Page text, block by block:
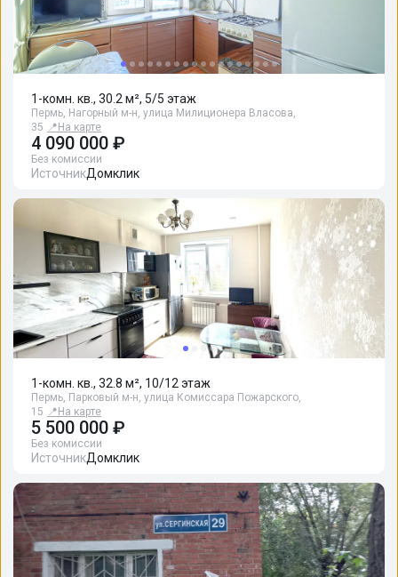
1-комн. кв., 30.2 м², 5/5 этаж
Пермь, Нагорный м-н, улица Милиционера Власова,
35 📍 На карте
4 090 000 ₽
Без комиссии
ИсточникДомклик
1-комн. кв., 32.8 м², 10/12 этаж
Пермь, Парковый м-н, улица Комиссара Пожарского,
15 📍 На карте
5 500 000 ₽
Без комиссии
ИсточникДомклик